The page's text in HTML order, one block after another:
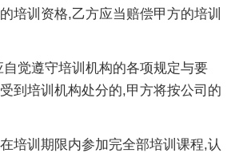
培训资格,乙方应当赔偿甲方的培训
觉遵守培训机构的各项规定与要
到培训机构处分的,甲方将按公司的
培训期限内参加完全部培训课程,认